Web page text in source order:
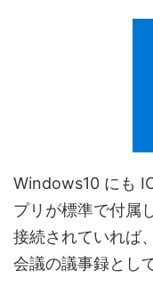
Windows10 にも
プリが標準で付属
接続されていれば
会議の議事録とし